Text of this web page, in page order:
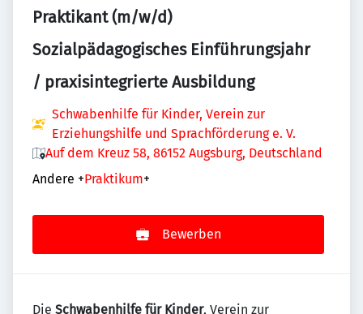
Praktikant (m/w/d)
Sozialpädagogisches Einführungsjahr
/ praxisintegrierte Ausbildung
Schwabenhilfe für Kinder, Verein zur
Erziehungshilfe und Sprachförderung e. V.
Auf dem Kreuz 58, 86152 Augsburg, Deutschland
Andere +Praktikum+
Bewerben
Die Schwabenhilfe für Kinder, Verein zur